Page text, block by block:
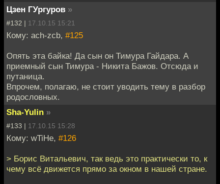
Цзен ГУргуров »
#132 | 17.10.15 15:21
Кому: ach-zcb, #125
Опять эта байка! Да сын он Тимура Гайдара. А
приемный сын Тимура - Никита Бажов. Отсюда и
путаница.
Впрочем, полагаю, не стоит уводить тему в разбор
родословных.
Sha-Yulin »
#133 | 17.10.15 15:28
Кому: wTiHe, #126
> Борис Витальевич, так ведь это практически то, к
чему всё движется прямо за окном в нашей стране.